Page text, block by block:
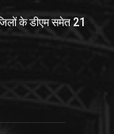
के डीएम समेत 21